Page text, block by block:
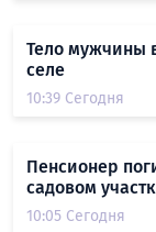
Тело мужчины
селе
10:39 Сегодня
Пенсионер
садовом
10:05 Сегодня